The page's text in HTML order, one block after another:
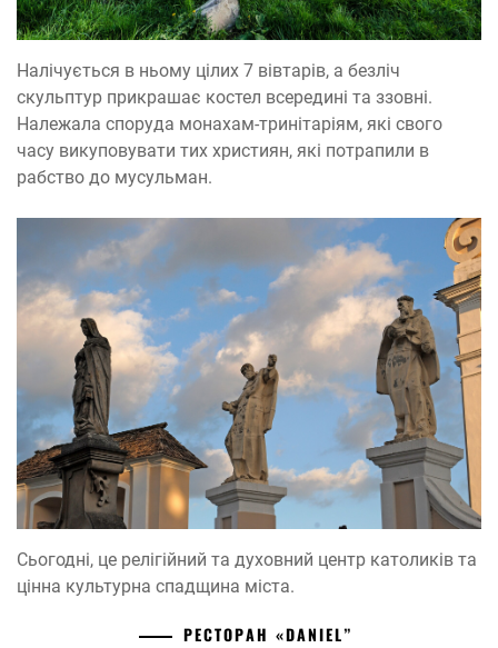
Налічується в ньому цілих 7 вівтарів, а безліч
скульптур прикрашає костел всередині та ззовні.
Належала споруда монахам-тринітаріям, які свого
часу викуповувати тих християн, які потрапили в
рабство до мусульман.
Сьогодні, це релігійний та духовний центр католиків та
цінна культурна спадщина міста.
РЕСТОРАН «DANIEL”